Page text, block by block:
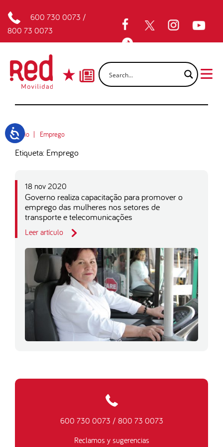
600 730 0073 /
800 73 0073
Inicio Emprego
Etiqueta: Emprego
18 nov 2020
Governo realiza capacitação para promover o
emprego das mulheres nos setores de
transporte e telecomunicações
Leer artículo
600 730 0073 / 800 73 0073
Reclamos y sugerencias